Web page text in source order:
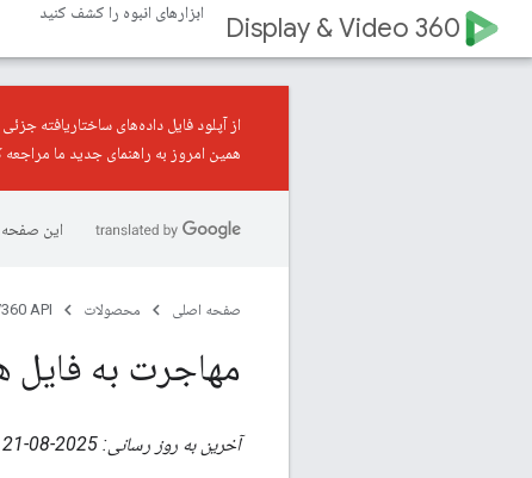
Display & Video 360 ابزارهای انبوه را کشف کنید
از آپلود فایل داده‌های ساختاریافته جزئی
همین امروز به راهنمای جدید ما مراجعه
این صفحه
صفحه اصلی محصولات API
مهاجرت به فایل
آخرین به روز رسانی: 2025-08-21